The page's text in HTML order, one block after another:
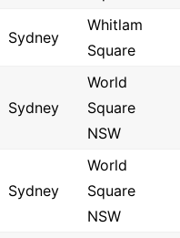
Sydney
Whitlam
Square
Sydney
World
Square
NSW
Sydney
World
Square
NSW